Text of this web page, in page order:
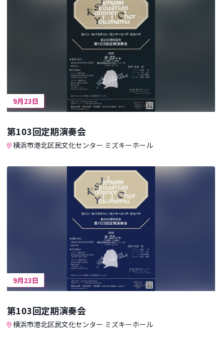
9月23日
第103回定期演奏会
横浜市港北区民文化センター ミズキーホール
9月23日
第103回定期演奏会
横浜市港北区民文化センター ミズキーホール